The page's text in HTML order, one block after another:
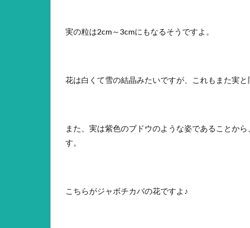
実の粒は2cm～3cmにもなるそうですよ。
花は白くて雪の結晶みたいですが、これもまた実と
また、実は紫色のブドウのような姿であることか
す。
こちらがジャボチカバの花ですよ♪